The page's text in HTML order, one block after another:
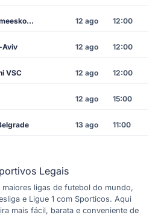
Rapid Vienna vs Paide Linnameeskond 12 ago 12:00
Aviv 12 ago 12:00
VSC 12 ago 12:00
12 ago 15:00
13 ago 11:00
Legais
ligas de futebol do mundo,
e Ligue 1 com Sporticos. Aqui
mais fácil, barata e conveniente de